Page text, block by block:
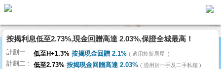
代
理
主
頁
按揭利息低至2.73%,現金回贈高達 2.03%,保證全城最高！
計劃一 低至H+1.3% 按揭現金回贈 2.1% 適用於新居屋
計劃二 低至2.73% 按揭現金回贈高達 2.03% 適用於一手及二手私樓